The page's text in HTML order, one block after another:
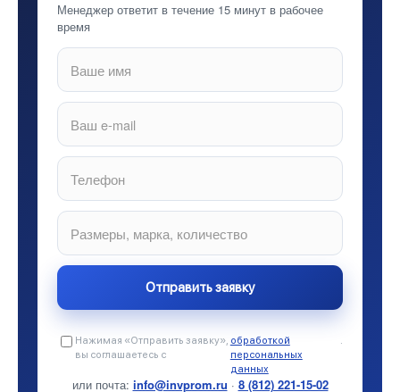
Менеджер ответит в течение 15 минут в рабочее
время
Нажимая «Отправить заявку»,
вы соглашаетесь с
обработкой
персональных
данных
.
или почта: info@invprom.ru · 8 (812) 221-15-02